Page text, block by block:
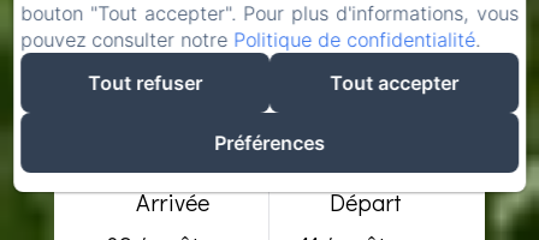
Arrivée
Départ
bouton "Tout accepter". Pour plus d'informations, vous
pouvez consulter notre Politique de confidentialité.
Tout refuser
Tout accepter
Préférences